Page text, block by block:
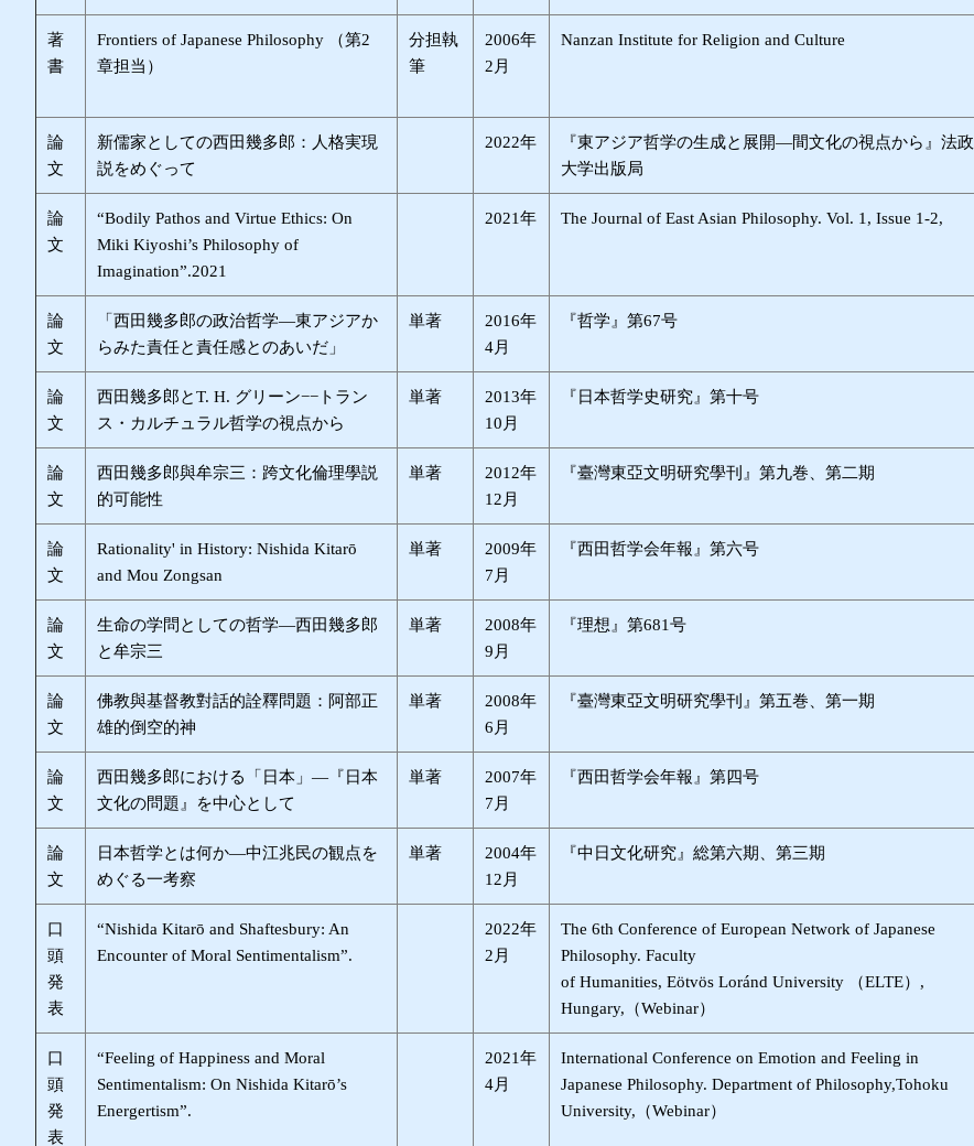
著
書
Frontiers of Japanese Philosophy （第2
章担当）
分担執
筆
2006年
2月
Nanzan Institute for Religion and Culture
論
文
新儒家としての西田幾多郎：人格実現
説をめぐって
2022年
『東アジア哲学の生成と展開―間文化の視点から』法政
大学出版局
論
文
“Bodily Pathos and Virtue Ethics: On
Miki Kiyoshi’s Philosophy of
Imagination”.2021
2021年 The Journal of East Asian Philosophy. Vol. 1, Issue 1-2,
論
文
「西田幾多郎の政治哲学—東アジアか
らみた責任と責任感とのあいだ」
単著
2016年
4月
『哲学』第67号
論
文
西田幾多郎とT. H. グリーン−−トラン
ス・カルチュラル哲学の視点から
単著
2013年
10月
『日本哲学史研究』第十号
論
文
西田幾多郎與牟宗三：跨文化倫理學説
的可能性
単著
2012年
12月
『臺灣東亞文明研究學刊』第九巻、第二期
論
文
Rationality' in History: Nishida Kitarō
and Mou Zongsan
単著
2009年
7月
『西田哲学会年報』第六号
論
文
生命の学問としての哲学―西田幾多郎
と牟宗三
単著
2008年
9月
『理想』第681号
論
文
佛教與基督教對話的詮釋問題：阿部正
雄的倒空的神
単著
2008年
6月
『臺灣東亞文明研究學刊』第五巻、第一期
論
文
西田幾多郎における「日本」―『日本
文化の問題』を中心として
単著
2007年
7月
『西田哲学会年報』第四号
論
文
日本哲学とは何か―中江兆民の観点を
めぐる一考察
単著
2004年
12月
『中日文化研究』総第六期、第三期
口
頭
発
表
“Nishida Kitarō and Shaftesbury: An
Encounter of Moral Sentimentalism”.
2022年
2月
The 6th Conference of European Network of Japanese
Philosophy. Faculty
of Humanities, Eötvös Loránd University （ELTE）,
Hungary,（Webinar）
口
頭
発
表
“Feeling of Happiness and Moral
Sentimentalism: On Nishida Kitarō’s
Energertism”.
2021年
4月
International Conference on Emotion and Feeling in
Japanese Philosophy. Department of Philosophy,Tohoku
University,（Webinar）